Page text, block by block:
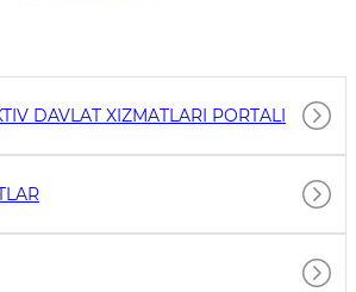
DAVLAT XIZMATLARI PORTALI